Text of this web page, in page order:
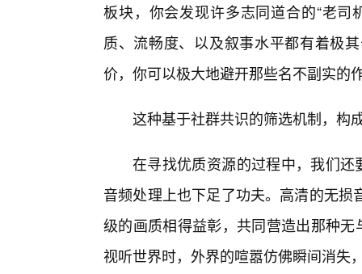
板块，你会发现许多志同道合的“老
质、流畅度、以及叙事水平都有着极
价，你可以极大地避开那些名不副实的
这种基于社群共识的筛选机制，构
在寻找优质资源的过程中，我们还
音频处理上也下足了功夫。高清的无
级的画质相得益彰，共同营造出那种
视听世界时，外界的喧嚣仿佛瞬间消失